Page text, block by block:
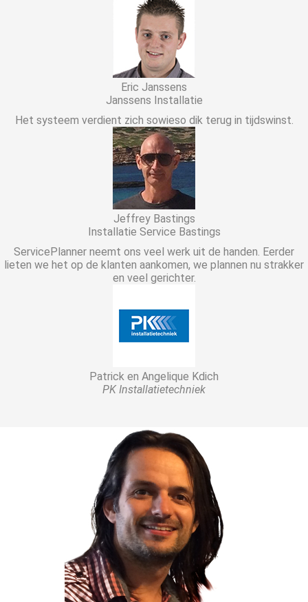
Eric Janssens
Janssens Installatie
Het systeem verdient zich sowieso dik terug in tijdswinst.
Jeffrey Bastings
Installatie Service Bastings
ServicePlanner neemt ons veel werk uit de handen. Eerder
lieten we het op de klanten aankomen, we plannen nu strakker
en veel gerichter.
Patrick en Angelique Kdich
PK Installatietechniek